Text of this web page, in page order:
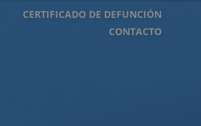
CERTIFICADO DE DEFUNCIÓN
CONTACTO